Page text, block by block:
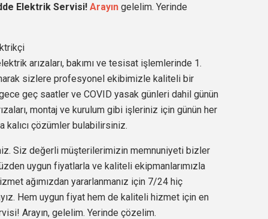
Elektrik Servisi! Arayın gelelim. Yerinde
arızaları, bakımı ve tesisat işlemlerinde 1.
sizlere profesyonel ekibimizle kaliteli bir
geç saatler ve COVID yasak günleri dahil günün
montaj ve kurulum gibi işleriniz için günün her
kalıcı çözümler bulabilirsiniz.
Siz değerli müşterilerimizin memnuniyeti bizler
uygun fiyatlarla ve kaliteli ekipmanlarımızla
ağımızdan yararlanmanız için 7/24 hiç
Hem uygun fiyat hem de kaliteli hizmet için en
Arayın, gelelim. Yerinde çözelim.